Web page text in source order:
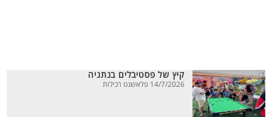
קיץ של פסטיבלים בנתניה
14/7/2026 פלאשנט רכילות